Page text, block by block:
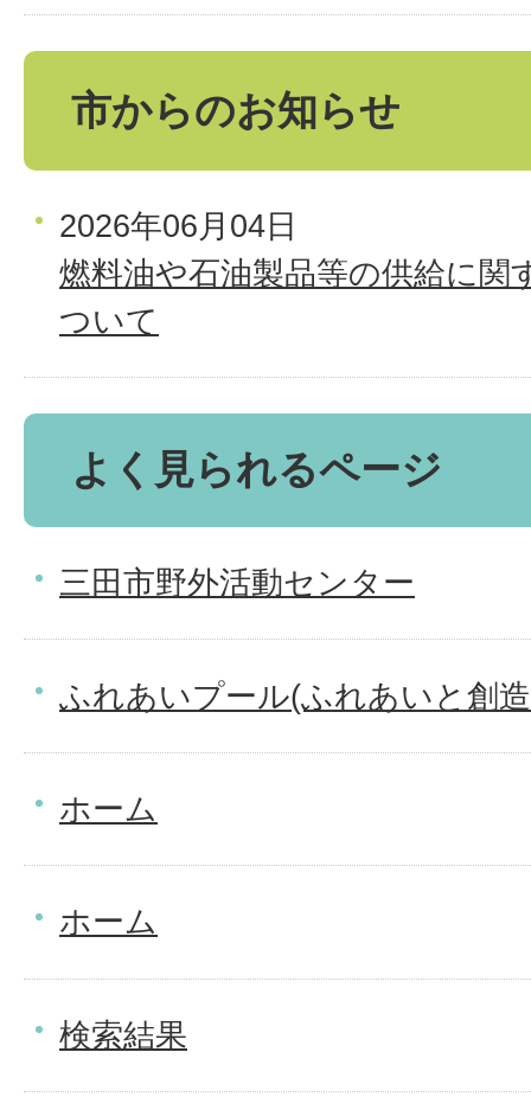
市からのお知らせ
2026年06月04日
燃料油や石油製品等の供給に関
ついて
よく見られるページ
三田市野外活動センター
ふれあいプール(ふれあいと創
ホーム
ホーム
検索結果